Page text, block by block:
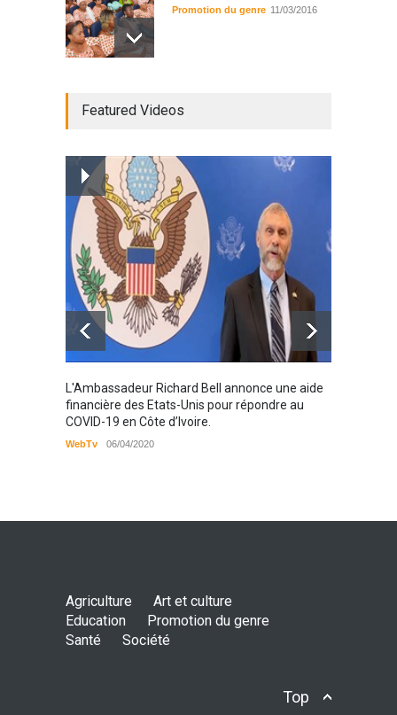
Promotion du genre 11/03/2016
Radio partenaire
Magazine : le service de
prise en charge des
personnes vivantes avec le
VIH
Santé 25/03/2019
Featured Videos
L'Ambassadeur Richard Bell annonce une aide
financière des Etats-Unis pour répondre au
COVID-19 en Côte d’Ivoire.
WebTv 06/04/2020
Agriculture
Art et culture
Education
Promotion du genre
Santé
Société
Top